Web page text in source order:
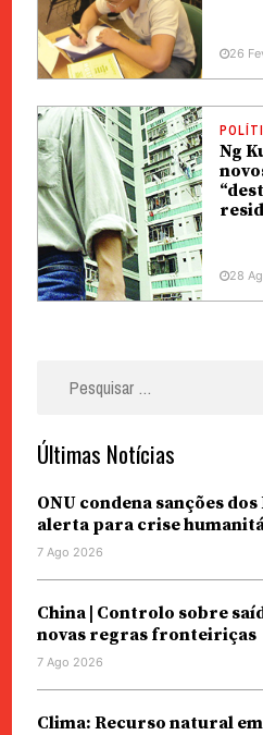
26
Ng
28
Últimas Notícias
ONU condena sanções
alerta para crise
7 Ago 2026
China | Controlo sobre
novas regras fronteiriças
7 Ago 2026
Clima: Recurso natural